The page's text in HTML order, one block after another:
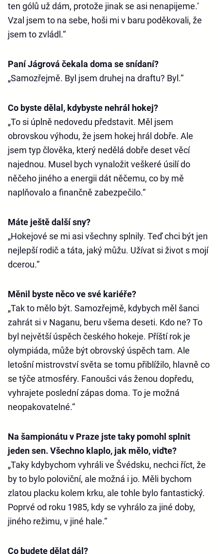
ten gólů už dám, protože jinak se asi nenapijeme.‘
Vzal jsem to na sebe, hoši mi v baru poděkovali, že
jsem to zvládl.“
Paní Jágrová čekala doma se snídaní?
„Samozřejmě. Byl jsem druhej na draftu? Byl.“
Co byste dělal, kdybyste nehrál hokej?
„To si úplně nedovedu představit. Měl jsem
obrovskou výhodu, že jsem hokej hrál dobře. Ale
jsem typ člověka, který nedělá dobře deset věcí
najednou. Musel bych vynaložit veškeré úsilí do
něčeho jiného a energii dát něčemu, co by mě
naplňovalo a finančně zabezpečilo.“
Máte ještě další sny?
„Hokejové se mi asi všechny splnily. Teď chci být jen
nejlepší rodič a táta, jaký můžu. Užívat si život s mojí
dcerou.“
Měnil byste něco ve své kariéře?
„Tak to mělo být. Samozřejmě, kdybych měl šanci
zahrát si v Naganu, beru všema deseti. Kdo ne? To
byl největší úspěch českého hokeje. Příští rok je
olympiáda, může být obrovský úspěch tam. Ale
letošní mistrovství světa se tomu přiblížilo, hlavně co
se týče atmosféry. Fanoušci vás ženou dopředu,
vyhrajete poslední zápas doma. To je možná
neopakovatelné.“
Na šampionátu v Praze jste taky pomohl splnit
jeden sen. Všechno klaplo, jak mělo, viďte?
„Taky kdybychom vyhráli ve Švédsku, nechci říct, že
by to bylo poloviční, ale možná i jo. Měli bychom
zlatou placku kolem krku, ale tohle bylo fantastický.
Poprvé od roku 1985, kdy se vyhrálo za jiné doby,
jiného režimu, v jiné hale.“
Co budete dělat dál?